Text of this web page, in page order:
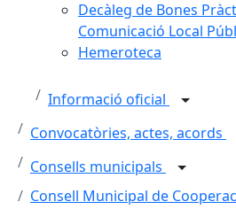
Decàleg de Bones
Comunicació Local
Hemeroteca
Informació oficial
Convocatòries, actes, acords
Consells municipals
Consell Municipal de